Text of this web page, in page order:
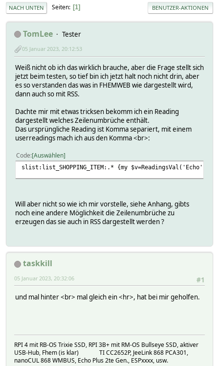
NACH UNTEN Seiten 1 BENUTZER-AKTIONEN
TomLee Tester
05 Januar 2023, 20:12:53
Weiß nicht ob ich das wirklich brauche, aber die Frage stellt sich
jetzt beim testen, so tief bin ich jetzt halt noch nicht drin, aber
es so verstanden das was in FHEMWEB wie dargestellt wird,
dann auch so mit RSS.
Dachte mir mit etwas tricksen bekomm ich ein Reading
dargestellt welches Zeilenumbrüche enthält.
Das ursprüngliche Reading ist Komma separiert, mit einem
userreadings mach ich aus den Komma <br>:
Code Auswählen
slist:list_SHOPPING_ITEM:.* {my
Will aber nicht so wie ich mir vorstelle, siehe Anhang, gibts
noch eine andere Möglichkeit die Zeilenumbrüche zu
erzeugen das sie auch in RSS dargestellt werden ?
taskkill
#1
05 Januar 2023, 20:32:06
und mal hinter <br> mal gleich ein <hr>, hat bei mir geholfen.
RPI 4 mit RB-OS Trixie SSD, RPI 3B+ mit RM-OS Bullseye SSD, aktiver
USB-Hub, Fhem (is klar) TI CC2652P, JeeLink 868 PCA301,
nanoCUL 868 WMBUS, Echo Plus 2te Gen., ESPxxxx, usw.